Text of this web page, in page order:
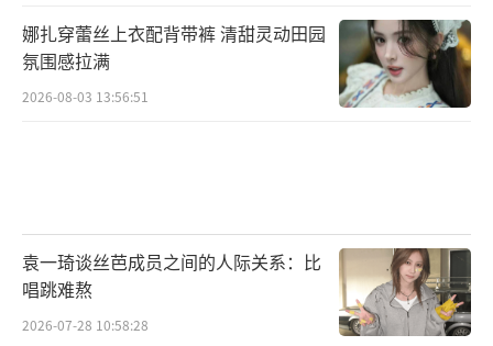
娜扎穿蕾丝上衣配背带裤 清甜灵动田园
氛围感拉满
2026-08-03 13:56:51
袁一琦谈丝芭成员之间的人际关系：比
唱跳难熬
2026-07-28 10:58:28